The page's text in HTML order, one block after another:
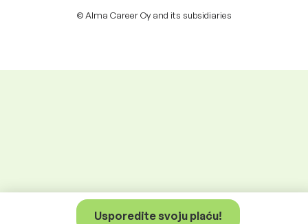
Usporedite svoju plaću!
© Alma Career Oy and its subsidiaries